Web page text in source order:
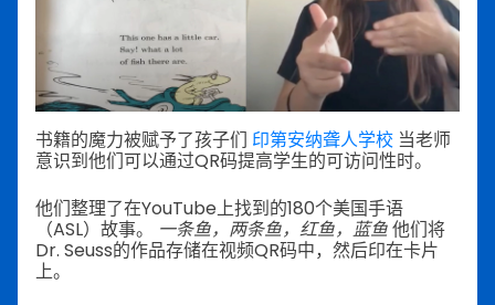
书籍的魔力被赋予了孩子们 印第安纳聋人学校 当老师
意识到他们可以通过QR码提高学生的可访问性时。
他们整理了在YouTube上找到的180个美国手语
（ASL）故事。 一条鱼，两条鱼，红鱼，蓝鱼他们将
Dr. Seuss的作品存储在视频QR码中，然后印在卡片
上。